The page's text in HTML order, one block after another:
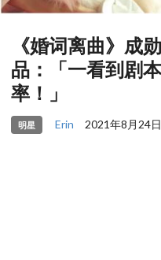
《婚词离曲》成
品：「一看到剧
率！」
明星 Erin 2021年8月24